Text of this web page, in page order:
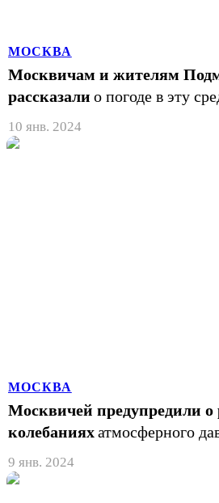
МОСКВА
Москвичам и жителям
рассказали о погоде в эту
10 янв. 2024
МОСКВА
Москвичей предупредили о
колебанияхатмосферного
9 янв. 2024